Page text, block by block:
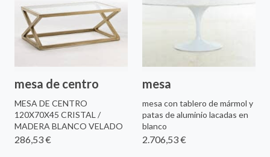
mesa de centro
MESA DE CENTRO
120X70X45 CRISTAL /
MADERA BLANCO VELADO
286,53 €
mesa
mesa con tablero de mármol y
patas de aluminio lacadas en
blanco
2.706,53 €